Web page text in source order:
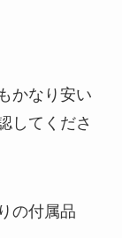
かなり安い
してくださ
の付属品